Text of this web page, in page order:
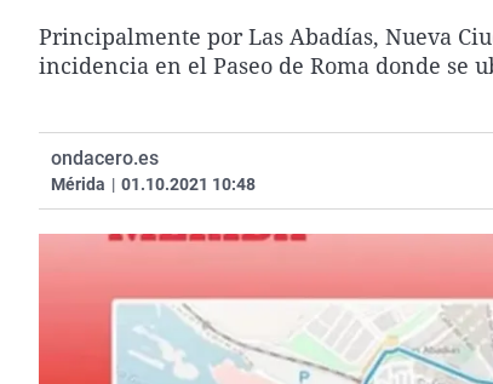
Principalmente por Las Abadías, Nueva
incidencia en el Paseo de Roma donde se
ondacero.es
Mérida | 01.10.2021 10:48